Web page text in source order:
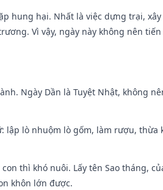
hung hại. Nhất là việc dựng trại,
Vì vậy, ngày này không nên
Ngày Dần là Tuyệt Nhật, không
lập lò nhuộm lò gốm, làm rượu,
thì khó nuôi. Lấy tên Sao tháng,
khôn lớn được.